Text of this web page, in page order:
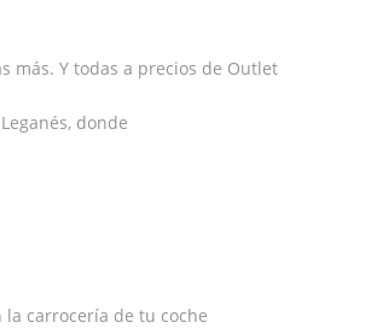
más. Y todas a precios de Outlet
donde
carrocería de tu coche